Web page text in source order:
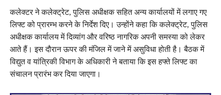
कलेक्टर ने कलेक्ट्रेट, पुलिस अधीक्षक सहित अन्य कार्यालयों में लगाए गए
लिफ्ट को प्रारम्भ करने के निर्देश दिए। उन्होंने कहा कि कलेक्ट्रेट, पुलिस
अधीक्षक कार्यालय में दिव्यांग और वरिष्ठ नागरिक अपनी समस्या को लेकर
आते हैं। इस दौरान ऊपर की मंजिल में जाने में असुविधा होती है। बैठक में
विद्युत व यांत्रिकी विभाग के अधिकारी ने बताया कि इस हफ्ते लिफ्ट का
संचालन प्रारंभ कर दिया जाएगा।